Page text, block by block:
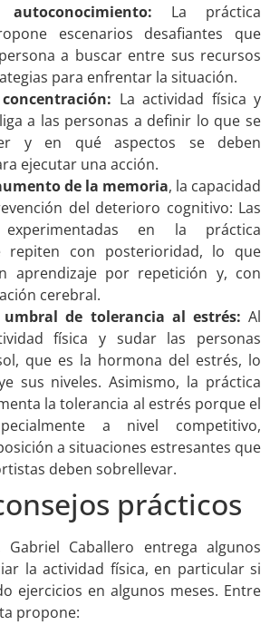
La práctica
escenarios desafiantes que
a buscar entre sus recursos
para enfrentar la situación.
La actividad física y
a las personas a definir lo que se
y en qué aspectos se deben
ejecutar una acción.
de la memoria, la capacidad
del deterioro cognitivo: Las
experimentadas en la práctica
repiten con posterioridad, lo que
aprendizaje por repetición y, con
cerebral.
de tolerancia al estrés: Al
física y sudar las personas
que es la hormona del estrés, lo
sus niveles. Asimismo, la práctica
la tolerancia al estrés porque el
a nivel competitivo,
a situaciones estresantes que
deben sobrellevar.
prácticos
Caballero entrega algunos
la actividad física, en particular si
ejercicios en algunos meses. Entre
propone: